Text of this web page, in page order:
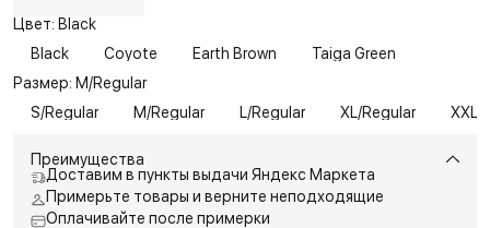
Цвет: Black
Black
Coyote Earth Brown
Taiga Green
Размер: M/Regular
S/Regular
M/Regular L/Regular XL/Regular XXL/
Преимущества
Доставим в пункты выдачи Яндекс Маркета
Примерьте товары и верните неподходящие
Оплачивайте после примерки